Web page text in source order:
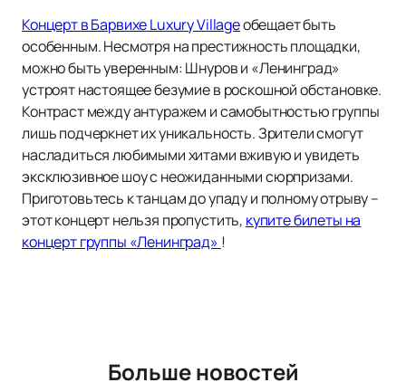
Концерт в Барвихе Luxury Villageобещает быть
особенным. Несмотря на престижность площадки,
можно быть уверенным: Шнуров и «Ленинград»
устроят настоящее безумие в роскошной обстановке.
Контраст между антуражем и самобытностью группы
лишь подчеркнет их уникальность. Зрители смогут
насладиться любимыми хитами вживую и увидеть
эксклюзивное шоу с неожиданными сюрпризами.
Приготовьтесь к танцам до упаду и полному отрыву –
этот концерт нельзя пропустить, купите билеты на
концерт группы «Ленинград» !
Больше новостей